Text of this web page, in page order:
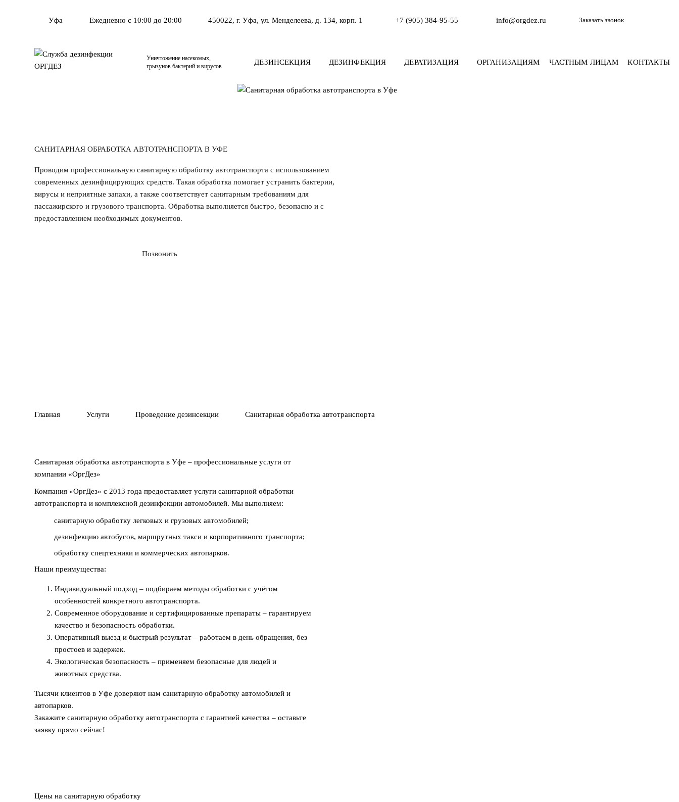
Уфа Ежедневно с 10:00 до 20:00 450022, г. Уфа, ул. Менделеева, д. 134, корп. 1 +7 (905) 384-95-55 info@orgdez.ru Заказать звонок
Уничтожение насекомых,
грызунов бактерий и вирусов
ДЕЗИНСЕКЦИЯ ДЕЗИНФЕКЦИЯ ДЕРАТИЗАЦИЯ ОРГАНИЗАЦИЯМ ЧАСТНЫМ ЛИЦАМ КОНТАКТЫ
САНИТАРНАЯ ОБРАБОТКА АВТОТРАНСПОРТА В УФЕ
Проводим профессиональную санитарную обработку автотранспорта с использованием
современных дезинфицирующих средств. Такая обработка помогает устранить бактерии,
вирусы и неприятные запахи, а также соответствует санитарным требованиям для
пассажирского и грузового транспорта. Обработка выполняется быстро, безопасно и с
предоставлением необходимых документов.
Позвонить
Главная Услуги Проведение дезинсекции Санитарная обработка автотранспорта
Санитарная обработка автотранспорта в Уфе – профессиональные услуги от
компании «ОргДез»
Компания «ОргДез» с 2013 года предоставляет услуги санитарной обработки
автотранспорта и комплексной дезинфекции автомобилей. Мы выполняем:
санитарную обработку легковых и грузовых автомобилей;
дезинфекцию автобусов, маршрутных такси и корпоративного транспорта;
обработку спецтехники и коммерческих автопарков.
Наши преимущества:
Индивидуальный подход – подбираем методы обработки с учётом
особенностей конкретного автотранспорта.
Современное оборудование и сертифицированные препараты – гарантируем
качество и безопасность обработки.
Оперативный выезд и быстрый результат – работаем в день обращения, без
простоев и задержек.
Экологическая безопасность – применяем безопасные для людей и
животных средства.
Тысячи клиентов в Уфе доверяют нам санитарную обработку автомобилей и
автопарков.
Закажите санитарную обработку автотранспорта с гарантией качества – оставьте
заявку прямо сейчас!
Цены на санитарную обработку